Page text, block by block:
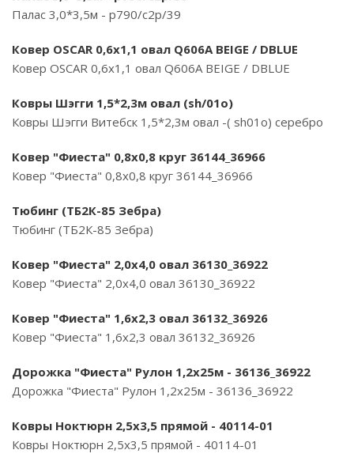
Палас 3,0*3,5м - p790/c2p/39
Ковер OSCAR 0,6х1,1 овал Q606A BEIGE / DBLUE
Ковер OSCAR 0,6х1,1 овал Q606A BEIGE / DBLUE
Ковры Шэгги 1,5*2,3м овал (sh/01o)
Ковры Шэгги Витебск 1,5*2,3м овал -( sh01o) серебро
Ковер "Фиеста" 0,8х0,8 круг 36144_36966
Ковер "Фиеста" 0,8х0,8 круг 36144_36966
Тюбинг (ТБ2К-85 Зебра)
Тюбинг (ТБ2К-85 Зебра)
Ковер "Фиеста" 2,0х4,0 овал 36130_36922
Ковер "Фиеста" 2,0х4,0 овал 36130_36922
Ковер "Фиеста" 1,6х2,3 овал 36132_36926
Ковер "Фиеста" 1,6х2,3 овал 36132_36926
Дорожка "Фиеста" Рулон 1,2х25м - 36136_36922
Дорожка "Фиеста" Рулон 1,2х25м - 36136_36922
Ковры Ноктюрн 2,5х3,5 прямой - 40114-01
Ковры Ноктюрн 2,5х3,5 прямой - 40114-01